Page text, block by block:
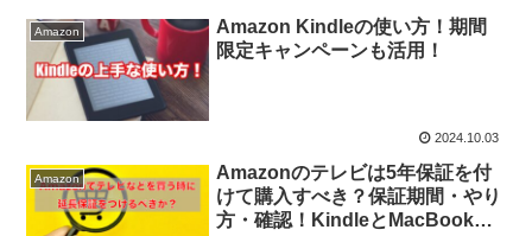
Amazon
Amazon Kindleの使い方！期間
限定キャンペーンも活用！
2024.10.03
Amazon
Amazonのテレビは5年保証を付
けて購入すべき？保証期間・やり
方・確認！KindleとMacBook